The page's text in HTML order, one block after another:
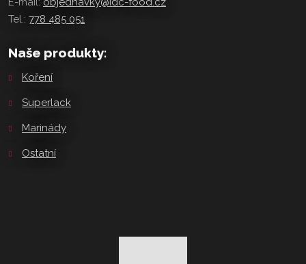
Tel.: 778 485 051
Naše produkty:
Koření
Superlack
Marinády
Ostatní